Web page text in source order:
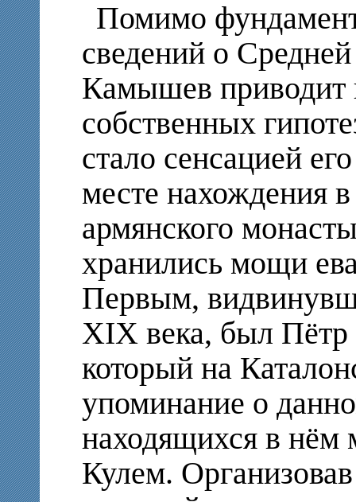
Помимо
сведений о
Камышев приводит
собственных
стало сенсацией
месте нахождения
армянского
хранились мощи
Первым,
XIX века, был
который на
упоминание о
находящихся в
Кулем.